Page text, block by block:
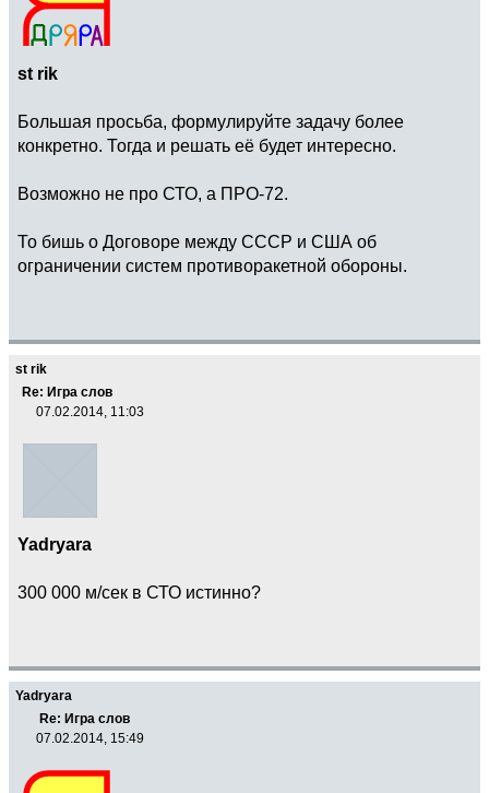
st rik
Большая просьба, формулируйте задачу более
конкретно. Тогда и решать её будет интересно.
Возможно не про СТО, а ПРО-72.
То бишь о Договоре между СССР и США об
ограничении систем противоракетной обороны.
st rik
Re: Игра слов
07.02.2014, 11:03
Yadryara
300 000 м/сек в СТО истинно?
Yadryara
Re: Игра слов
07.02.2014, 15:49